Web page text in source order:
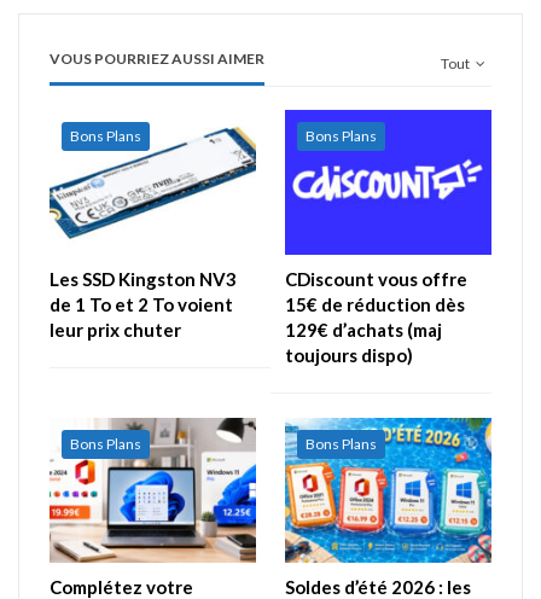
Tout
VOUS POURRIEZ AUSSI AIMER
Bons Plans
Les SSD Kingston NV3
de 1 To et 2 To voient
leur prix chuter
Bons Plans
CDiscount vous offre
15€ de réduction dès
129€ d’achats (maj
toujours dispo)
Bons Plans
Complétez votre
Bons Plans
Soldes d’été 2026 : les